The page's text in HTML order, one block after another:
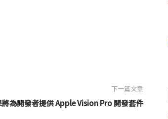
下一篇文章
將為開發者提供 Apple Vision Pro 開發套件